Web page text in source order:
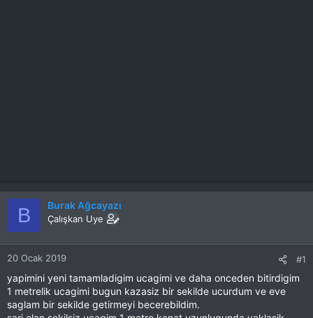
B Burak Ağcayazı
Çalışkan Uye
20 Ocak 2019 #1
yapimini yeni tamamladigim ucagimi ve daha onceden bitirdigim
1 metrelik ucagimi bugun kazasiz bir sekilde ucurdum ve eve
saglam bir sekilde getirmeyi becerebildim.